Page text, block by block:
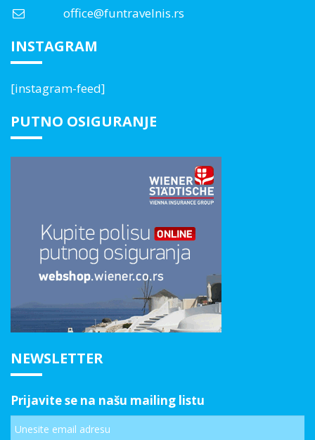
office@funtravelnis.rs
INSTAGRAM
[instagram-feed]
PUTNO OSIGURANJE
NEWSLETTER
Prijavite se na našu mailing listu